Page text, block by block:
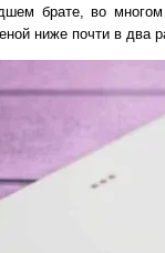
брате, во
ниже почти в два